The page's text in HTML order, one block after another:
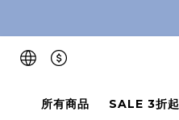
所有商品
SALE 3折起